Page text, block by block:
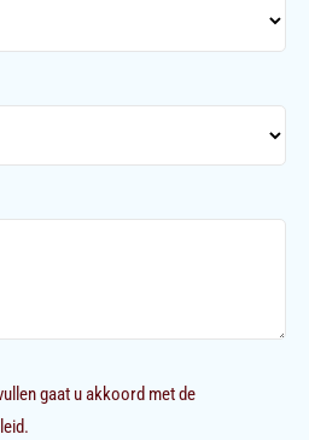
gaat u akkoord met de